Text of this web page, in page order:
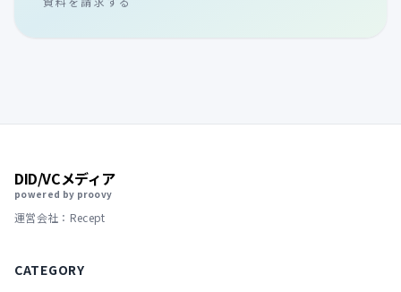
DID/VCメディア
powered by proovy
運営会社：Recept
CATEGORY